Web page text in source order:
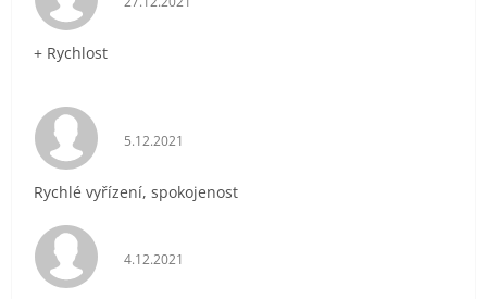
+ Rychlost
Hodnocení obchodu je 5 z 5 hvězdiček.
5.12.2021
Rychlé vyřízení, spokojenost
Hodnocení obchodu je 5 z 5 hvězdiček.
4.12.2021